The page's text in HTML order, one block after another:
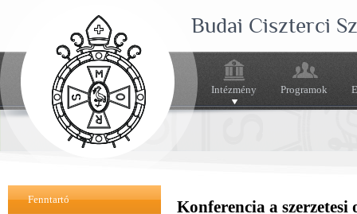
Budai Ciszterci
Intézmény Programok
Fenntartó
Konferencia a